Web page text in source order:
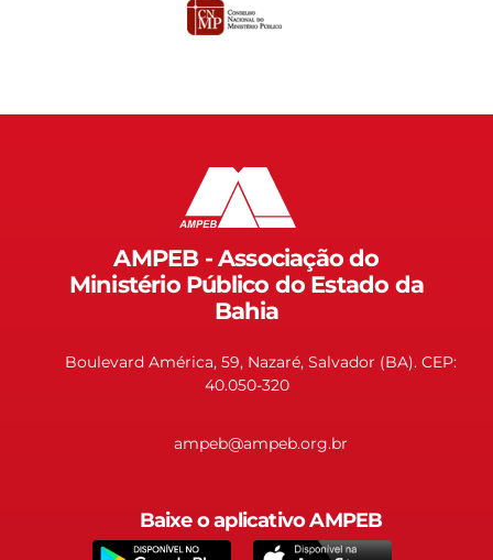
AMPEB - Associação do
Ministério Público do Estado da
Bahia
Boulevard América, 59, Nazaré, Salvador (BA). CEP:
40.050-320
ampeb@ampeb.org.br
Baixe o aplicativo AMPEB